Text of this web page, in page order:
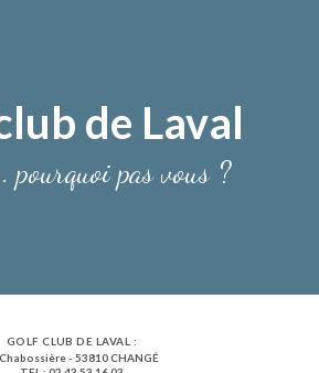
de Laval
pourquoi pas vous ?
GOLF CLUB DE LAVAL :
- 53810 CHANGÉ